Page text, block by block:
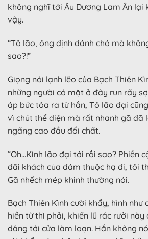
không nghĩ tới Âu Dương Lam Ân lại
vậy.
“Tô lão, ông định đánh chó mà
sao?!”
Giọng nói lạnh lẽo của Bạch Thiên
những người có mặt ở đây run rẩy
áp bức tỏa ra từ hắn, Tô lão đại
vì chút thể diện mà rất nhanh gã đã
ngẩng cao đầu đối chất.
“Oh…Kình lão đại tới rồi sao? Phiền
đãi khách của đám thuộc hạ đi, tôi
Gã nhếch mép khinh thường nói.
Bạch Thiên Kình cười khẩy, hình như
hiền từ thì phải, khiến lũ rác rưởi
dâng tới cửa làm loạn. Hắn không